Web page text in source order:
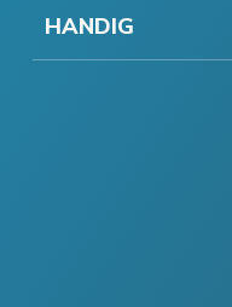
HANDIG